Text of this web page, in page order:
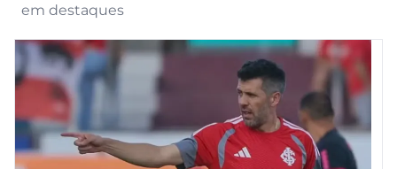
em destaques